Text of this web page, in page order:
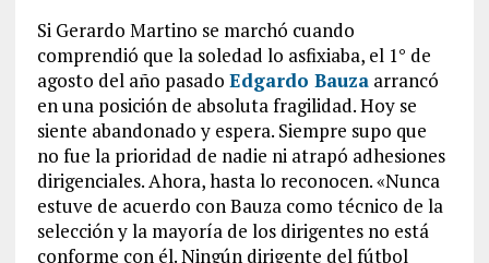
Si Gerardo Martino se marchó cuando
comprendió que la soledad lo asfixiaba, el 1° de
agosto del año pasado Edgardo Bauzaarrancó
en una posición de absoluta fragilidad. Hoy se
siente abandonado y espera. Siempre supo que
no fue la prioridad de nadie ni atrapó adhesiones
dirigenciales. Ahora, hasta lo reconocen. «Nunca
estuve de acuerdo con Bauza como técnico de la
selección y la mayoría de los dirigentes no está
conforme con él. Ningún dirigente del fútbol